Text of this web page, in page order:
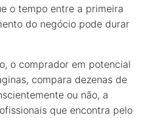
o tempo entre a primeira
do negócio pode durar
o comprador em potencial
compara dezenas de
ou não, a
que encontra pelo